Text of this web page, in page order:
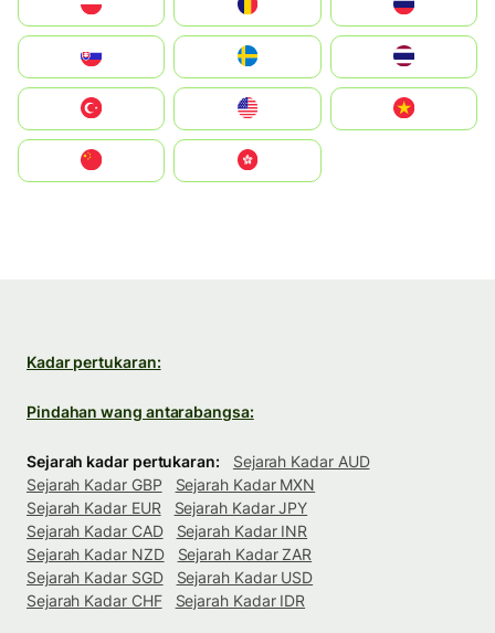
United States
中國香港特別行政區
Kadar pertukaran:
Pindahan wang antarabangsa:
Sejarah kadar pertukaran:
Sejarah Kadar AUD
Sejarah Kadar GBP
Sejarah Kadar MXN
Sejarah Kadar EUR
Sejarah Kadar JPY
Sejarah Kadar CAD
Sejarah Kadar INR
Sejarah Kadar NZD
Sejarah Kadar ZAR
Sejarah Kadar SGD
Sejarah Kadar USD
Sejarah Kadar CHF
Sejarah Kadar IDR